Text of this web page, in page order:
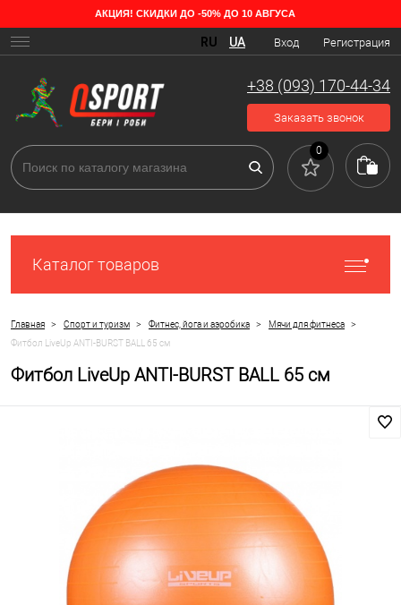
АКЦИЯ! СКИДКИ ДО -50% ДО 10 АВГУСА
Вход Регистрация
RU UA
+38 (093) 170-44-34
Заказать звонок
0
Каталог товаров
Главная > Спорт и туризм > Фитнес, йога и аэробика > Мячи для фитнеса >
Фитбол LiveUp ANTI-BURST BALL 65 см
Фитбол LiveUp ANTI-BURST BALL 65 см